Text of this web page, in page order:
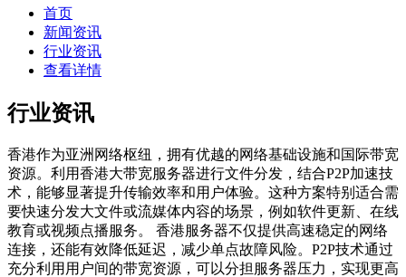
首页
新闻资讯
行业资讯
查看详情
行业资讯
香港作为亚洲网络枢纽，拥有优越的网络基础设施和国际带宽
资源。利用香港大带宽服务器进行文件分发，结合P2P加速技
术，能够显著提升传输效率和用户体验。这种方案特别适合需
要快速分发大文件或流媒体内容的场景，例如软件更新、在线
教育或视频点播服务。 香港服务器不仅提供高速稳定的网络
连接，还能有效降低延迟，减少单点故障风险。P2P技术通过
充分利用用户间的带宽资源，可以分担服务器压力，实现更高